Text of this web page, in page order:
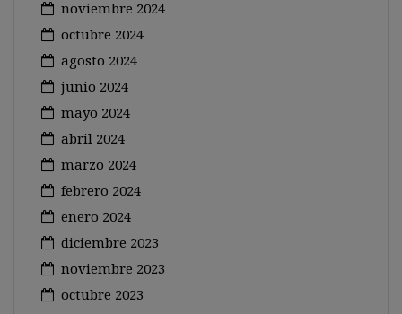
noviembre 2024
octubre 2024
agosto 2024
junio 2024
mayo 2024
abril 2024
marzo 2024
febrero 2024
enero 2024
diciembre 2023
noviembre 2023
octubre 2023